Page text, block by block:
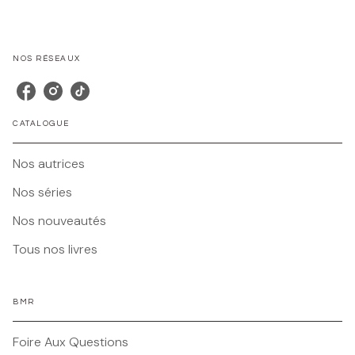
NOS RÉSEAUX
CATALOGUE
Nos autrices
Nos séries
Nos nouveautés
Tous nos livres
BMR
Foire Aux Questions